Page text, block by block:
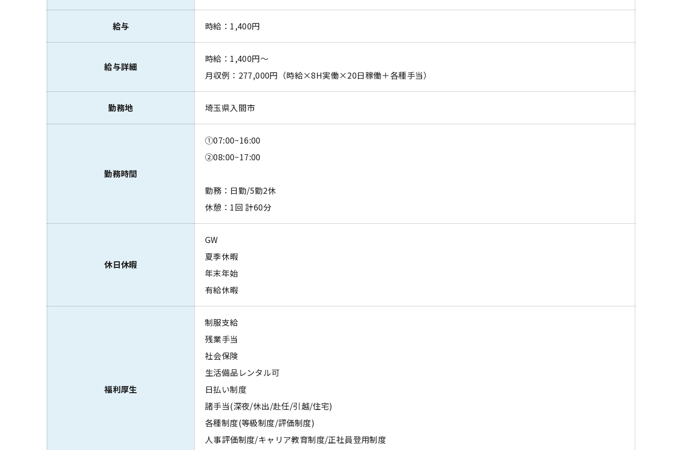
給与 時給：1,400円
給与詳細
時給：1,400円～
月収例：277,000円（時給×8H実働×20日稼働＋各種手当）
勤務地 埼玉県入間市
勤務時間
①07:00~16:00
②08:00~17:00
勤務：日勤/5勤2休
休憩：1回 計60分
休日休暇
GW
夏季休暇
年末年始
有給休暇
福利厚生
制服支給
残業手当
社会保険
生活備品レンタル可
日払い制度
諸手当(深夜/休出/赴任/引越/住宅)
各種制度(等級制度/評価制度)
人事評価制度/キャリア教育制度/正社員登用制度